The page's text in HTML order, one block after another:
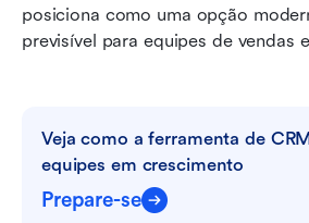
posiciona como uma opção
previsível para equipes de vendas
Veja como a ferramenta de
equipes em crescimento
Prepare-se